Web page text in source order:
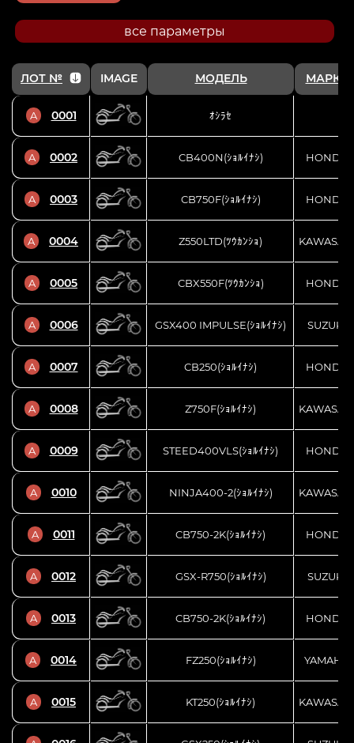
все параметры
ЛОТ № IMAGE МОДЕЛЬ МАРКА
A 0001 ｵｼﾗｾ
A 0002 CB400N(ｼｮﾙｲﾅｼ) HONDA
A 0003 CB750F(ｼｮﾙｲﾅｼ) HONDA
A 0004 Z550LTD(ﾂｳｶﾝｼｮ) KAWASAKI
A 0005 CBX550F(ﾂｳｶﾝｼｮ) HONDA
A 0006 GSX400 IMPULSE(ｼｮﾙｲﾅｼ) SUZUKI
A 0007 CB250(ｼｮﾙｲﾅｼ) HONDA
A 0008 Z750F(ｼｮﾙｲﾅｼ) KAWASAKI
A 0009 STEED400VLS(ｼｮﾙｲﾅｼ) HONDA
A 0010 NINJA400-2(ｼｮﾙｲﾅｼ) KAWASAKI
A 0011 CB750-2K(ｼｮﾙｲﾅｼ) HONDA
A 0012 GSX-R750(ｼｮﾙｲﾅｼ) SUZUKI
A 0013 CB750-2K(ｼｮﾙｲﾅｼ) HONDA
A 0014 FZ250(ｼｮﾙｲﾅｼ) YAMAHA
A 0015 KT250(ｼｮﾙｲﾅｼ) KAWASAKI